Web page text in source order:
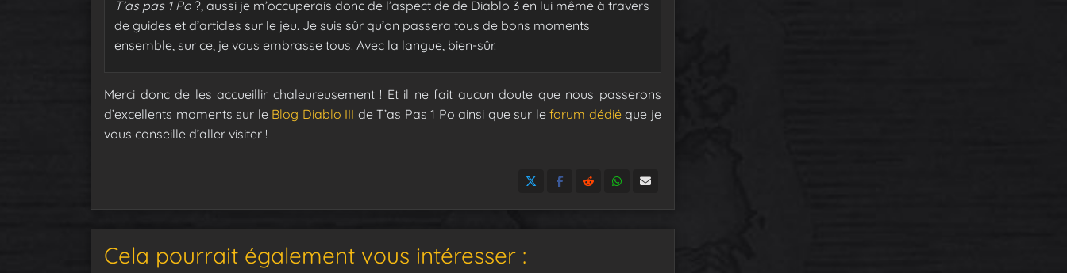
T’as pas 1 Po ?, aussi je m’occuperais donc de l’aspect de de Diablo 3 en lui même à travers
de guides et d’articles sur le jeu. Je suis sûr qu’on passera tous de bons moments
ensemble, sur ce, je vous embrasse tous. Avec la langue, bien-sûr.
Merci donc de les accueillir chaleureusement ! Et il ne fait aucun doute que nous passerons
d’excellents moments sur le Blog Diablo III de T’as Pas 1 Po ainsi que sur leforum dédiéque je
vous conseille d’aller visiter !
Cela pourrait également vous intéresser :